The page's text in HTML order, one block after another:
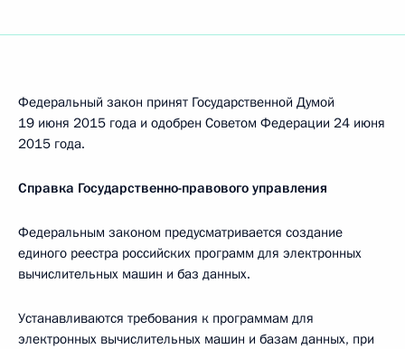
Федеральный закон принят Государственной Думой
19 июня 2015 года и одобрен Советом Федерации 24 июня
2015 года.
Справка Государственно-правового управления
Федеральным законом предусматривается создание
единого реестра российских программ для электронных
вычислительных машин и баз данных.
Устанавливаются требования к программам для
электронных вычислительных машин и базам данных, при